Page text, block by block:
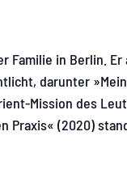
Familie in Berlin.
darunter
Mission des
(2020)